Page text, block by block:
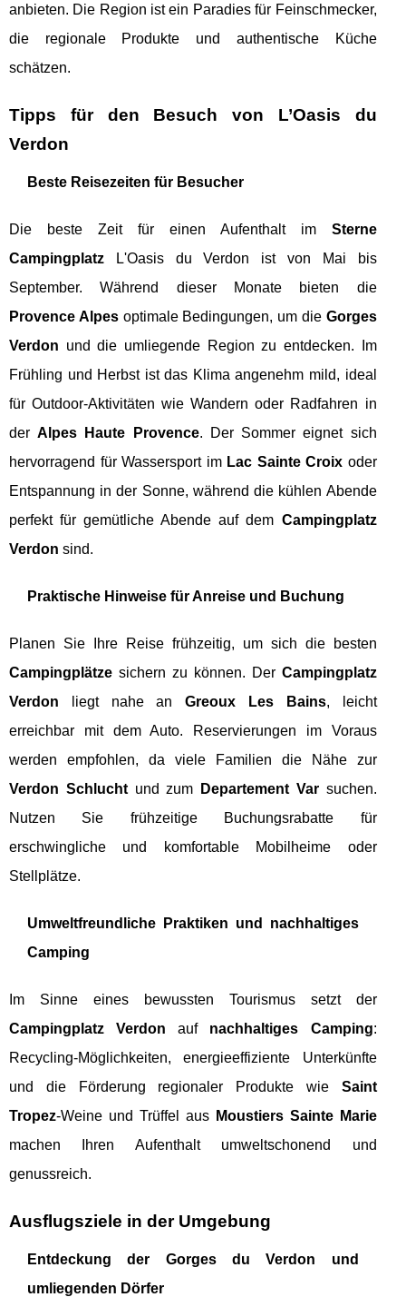
anbieten. Die Region ist ein Paradies für Feinschmecker,
die regionale Produkte und authentische Küche
schätzen.
Tipps für den Besuch von L’Oasis du
Verdon
Beste Reisezeiten für Besucher
Die beste Zeit für einen Aufenthalt im Sterne
Campingplatz L'Oasis du Verdon ist von Mai bis
September. Während dieser Monate bieten die
Provence Alpesoptimale Bedingungen, um die Gorges
Verdon und die umliegende Region zu entdecken. Im
Frühling und Herbst ist das Klima angenehm mild, ideal
für Outdoor-Aktivitäten wie Wandern oder Radfahren in
derAlpes Haute Provence. Der Sommer eignet sich
hervorragend für Wassersport im Lac Sainte Croix oder
Entspannung in der Sonne, während die kühlen Abende
perfekt für gemütliche Abende auf dem Campingplatz
Verdon sind.
Praktische Hinweise für Anreise und Buchung
Planen Sie Ihre Reise frühzeitig, um sich die besten
Campingplätze sichern zu können. Der Campingplatz
Verdon liegt nahe anGreoux Les Bains, leicht
erreichbar mit dem Auto. Reservierungen im Voraus
werden empfohlen, da viele Familien die Nähe zur
Verdon Schluchtund zum Departement Varsuchen.
Nutzen Sie frühzeitige Buchungsrabatte für
erschwingliche und komfortable Mobilheime oder
Stellplätze.
Umweltfreundliche Praktiken und nachhaltiges
Camping
Im Sinne eines bewussten Tourismus setzt der
Campingplatz Verdon auf nachhaltiges Camping:
Recycling-Möglichkeiten, energieeffiziente Unterkünfte
und die Förderung regionaler Produkte wie Saint
Tropez-Weine und Trüffel aus Moustiers Sainte Marie
machen Ihren Aufenthalt umweltschonend und
genussreich.
Ausflugsziele in der Umgebung
Entdeckung der Gorges du Verdon und
umliegenden Dörfer